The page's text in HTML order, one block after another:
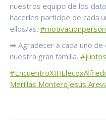
nuestros equipo de los
hacerles participe de cada
ellos/as.
➡ Agradecer a cada uno
nuestra gran familia.
#EncuentroXIIIElecox
Merillas MonteroJesús